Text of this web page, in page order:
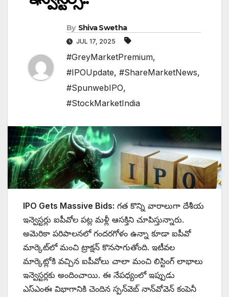
By Shiva Swetha
JUL 17, 2025
#GreyMarketPremium,
#IPOUpdate, #ShareMarketNews,
#SpunwebIPO,
#StockMarketIndia
IPO Gets Massive Bids: గత కొన్ని వారాలుగా దేశీయ
ఇన్వెస్టర్లు ఐపీవోల పట్ల మళ్లీ ఆసక్తిని చూపిస్తున్నారు.
అమెరికా పరిపాలనలో గందరగోళం ఉన్నా కూడా ఐపీవో
మార్కెట్‌లో మంచి ట్రాక్షన్ కొనసాగుతోంది. ఇటీవల
మార్కెట్లోకి వచ్చిన ఐపీవోలు చాలా మంచి లిస్టింగ్ లాభాలు
ఇన్వెస్టర్లకు అందించాయి. ఈ నేపధ్యంలో ఇప్పుడు
ఎస్‌ఎంఈ విభాగానికి చెందిన స్పన్‌వెబ్ నాన్‌వోవెన్ కంపెనీ